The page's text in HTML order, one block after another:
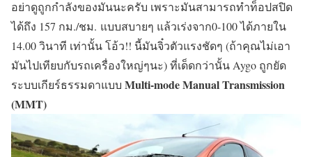
อย่าดูถูกกำลังของมันนะครับ เพราะมันสามารถทำท็อปสปิด
ได้ถึง 157 กม./ชม. แบบสบายๆ แล้วเร่งจาก0-100 ได้ภายใน
14.00 วินาที เท่านั้น โอ้ว!! นี้มันจิ๋วตัวแรงชัดๆ (ถ้าคุณไม่เอา
มันไปเทียบกับรถเครื่องใหญ่ๆนะ) ที่เด็ดกว่านั้น Aygo ถูกยัด
ระบบเกียร์ธรรมดาแบบ Multi-mode Manual Transmission
(MMT)